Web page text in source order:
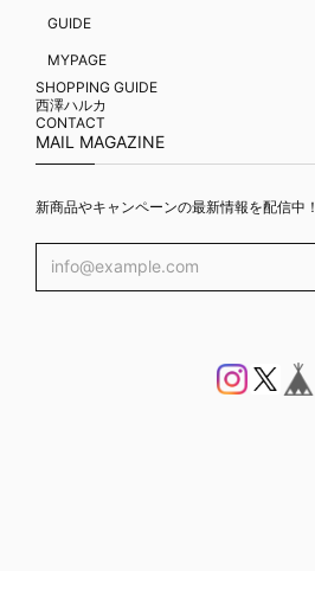
GUIDE
MYPAGE
SHOPPING GUIDE
西澤ハルカ
CONTACT
MAIL MAGAZINE
新商品やキャンペーンの最新情報を配信中！